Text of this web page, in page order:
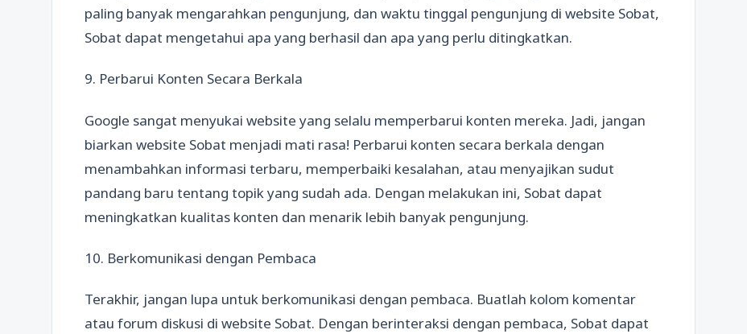
paling banyak mengarahkan pengunjung, dan waktu tinggal pengunjung di website Sobat,
Sobat dapat mengetahui apa yang berhasil dan apa yang perlu ditingkatkan.
9. Perbarui Konten Secara Berkala
Google sangat menyukai website yang selalu memperbarui konten mereka. Jadi, jangan
biarkan website Sobat menjadi mati rasa! Perbarui konten secara berkala dengan
menambahkan informasi terbaru, memperbaiki kesalahan, atau menyajikan sudut
pandang baru tentang topik yang sudah ada. Dengan melakukan ini, Sobat dapat
meningkatkan kualitas konten dan menarik lebih banyak pengunjung.
10. Berkomunikasi dengan Pembaca
Terakhir, jangan lupa untuk berkomunikasi dengan pembaca. Buatlah kolom komentar
atau forum diskusi di website Sobat. Dengan berinteraksi dengan pembaca, Sobat dapat